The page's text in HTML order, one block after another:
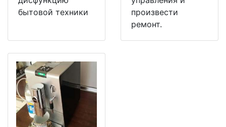
бытовой техники
произвести
ремонт.